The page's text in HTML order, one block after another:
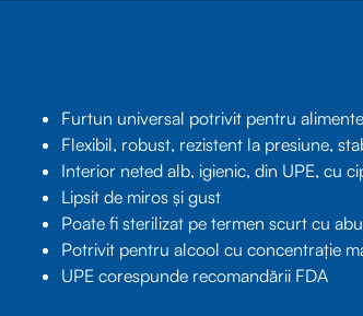
Furtun universal potrivit pentru
Flexibil, robust, rezistent la presiune,
Interior neted alb, igienic, din UPE, cu
Lipsit de miros și gust
Poate fi sterilizat pe termen scurt cu
Potrivit pentru alcool cu concentrație
UPE corespunde recomandării FDA